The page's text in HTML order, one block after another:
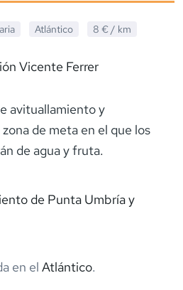
Atlántico 8 € / km
Vicente Ferrer
avituallamiento y
de meta en el que los
de agua y fruta.
de Punta Umbría y
en el Atlántico.